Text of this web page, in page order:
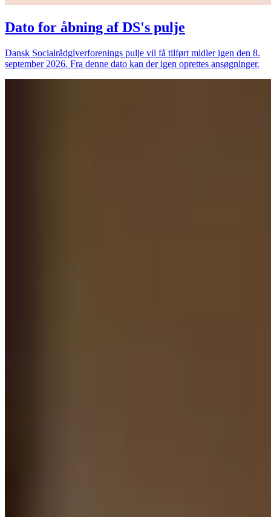
Dato for åbning af DS's pulje
Dansk Socialrådgiverforenings pulje vil få tilført midler igen den 8.
september 2026. Fra denne dato kan der igen oprettes ansøgninger.